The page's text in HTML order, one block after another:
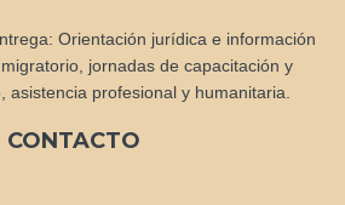
Orientación jurídica e información
jornadas de capacitación y
asistencia profesional y humanitaria.
CONTACTO